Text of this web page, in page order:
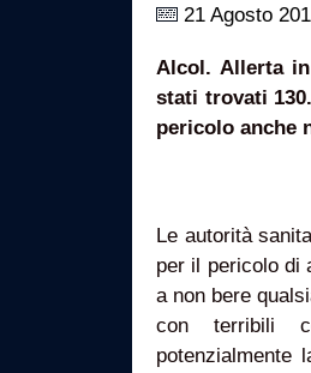
21 Agosto
Alcol. Allerta
stati trovati
pericolo anche
Le autorità
per il pericolo di
a non bere
con terribili
potenzialmente